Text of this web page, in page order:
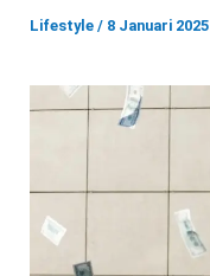
Lifestyle / 8 Januari 2025